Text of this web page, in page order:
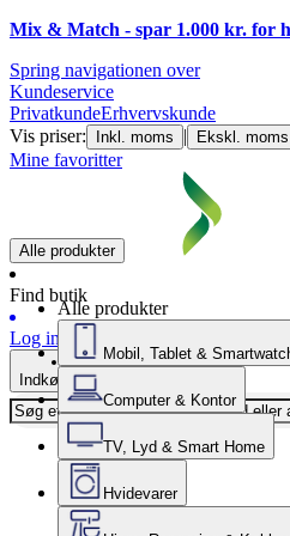
Mix & Match - spar 1.000 kr. for
Spring navigationen over
Kundeservice
PrivatkundeErhvervskunde
Vis priser:
Inkl. moms | Ekskl. moms
Mine favoritter
Alle produkter
Find butik
Log ind
Indkøbskurv
Alle produkter
Mobil, Tablet &
Computer & Kontor
TV, Lyd & Smart Home
Hvidevarer